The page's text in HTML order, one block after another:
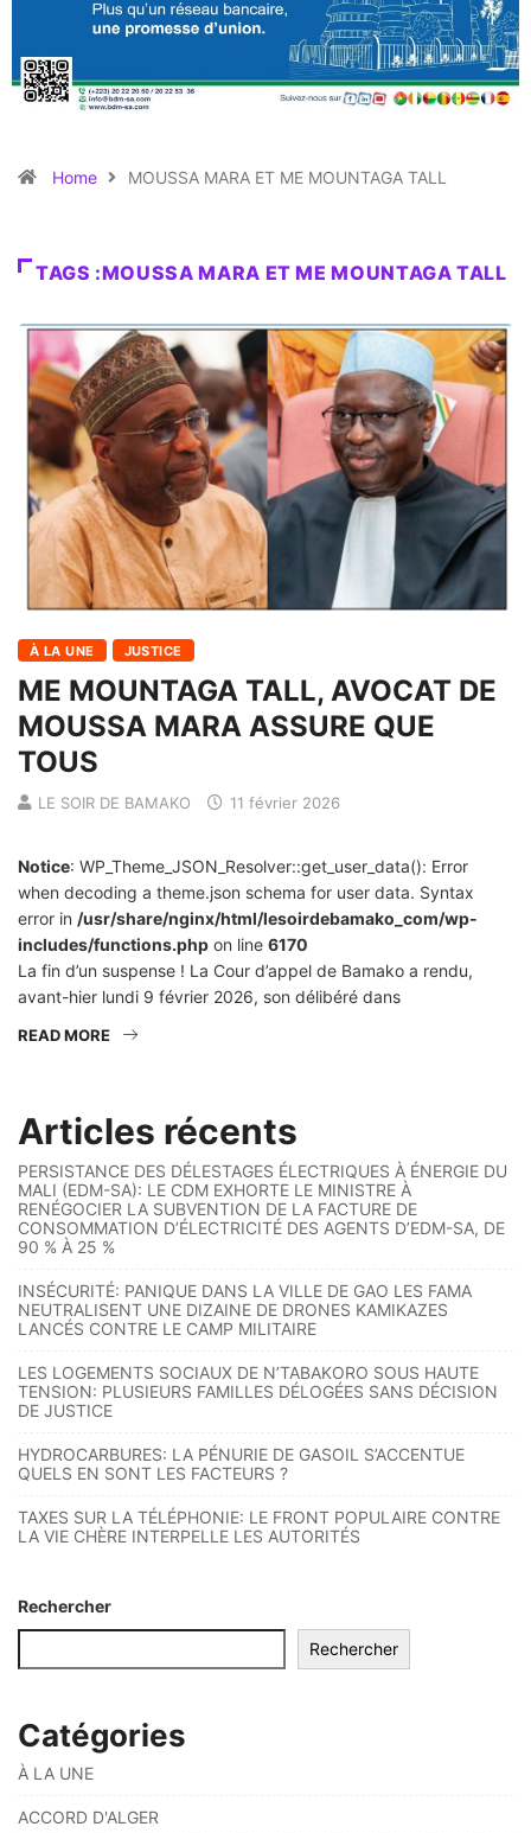
Home MOUSSA MARA ET ME MOUNTAGA TALL
TAGS :MOUSSA MARA ET ME MOUNTAGA TALL
À LA UNE JUSTICE
ME MOUNTAGA TALL, AVOCAT DE
MOUSSA MARA ASSURE QUE
TOUS
LE SOIR DE BAMAKO 11 février 2026
Notice: WP_Theme_JSON_Resolver::get_user_data(): Error
when decoding a theme.json schema for user data. Syntax
error in /usr/share/nginx/html/lesoirdebamako_com/wp-
includes/functions.php on line 6170
La fin d’un suspense ! La Cour d’appel de Bamako a rendu,
avant-hier lundi 9 février 2026, son délibéré dans
READ MORE
Articles récents
PERSISTANCE DES DÉLESTAGES ÉLECTRIQUES À ÉNERGIE DU
MALI (EDM-SA): LE CDM EXHORTE LE MINISTRE À
RENÉGOCIER LA SUBVENTION DE LA FACTURE DE
CONSOMMATION D’ÉLECTRICITÉ DES AGENTS D’EDM-SA, DE
90 % À 25 %
INSÉCURITÉ: PANIQUE DANS LA VILLE DE GAO LES FAMA
NEUTRALISENT UNE DIZAINE DE DRONES KAMIKAZES
LANCÉS CONTRE LE CAMP MILITAIRE
LES LOGEMENTS SOCIAUX DE N’TABAKORO SOUS HAUTE
TENSION: PLUSIEURS FAMILLES DÉLOGÉES SANS DÉCISION
DE JUSTICE
HYDROCARBURES: LA PÉNURIE DE GASOIL S’ACCENTUE
QUELS EN SONT LES FACTEURS ?
TAXES SUR LA TÉLÉPHONIE: LE FRONT POPULAIRE CONTRE
LA VIE CHÈRE INTERPELLE LES AUTORITÉS
Rechercher
Rechercher
Catégories
À LA UNE
ACCORD D'ALGER